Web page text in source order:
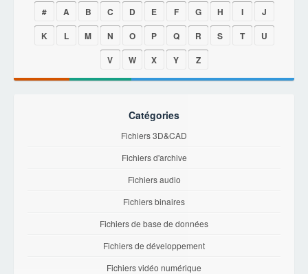
# A B C D E F G H I
J
K
L M N O P Q R S T
U
V
W X Y Z
Catégories
Fichiers 3D&CAD
Fichiers d'archive
Fichiers audio
Fichiers binaires
Fichiers de base de données
Fichiers de développement
Fichiers vidéo numérique